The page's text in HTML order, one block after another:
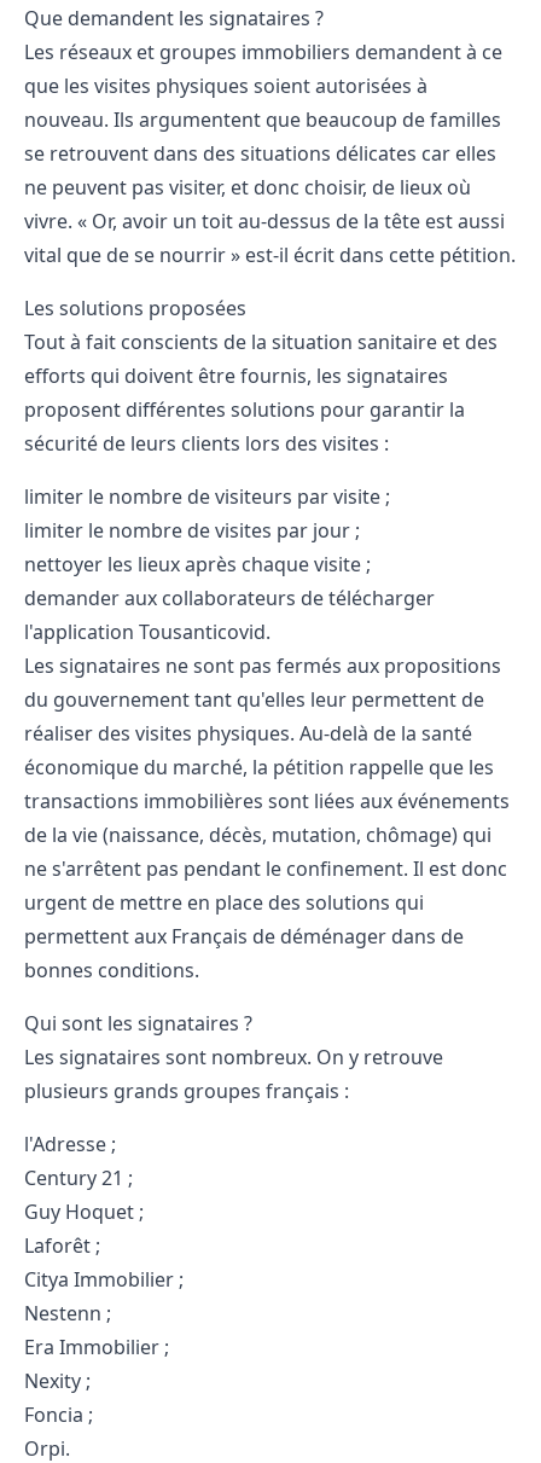
Que demandent les signataires ?
Les réseaux et groupes immobiliers demandent à ce
que les visites physiques soient autorisées à
nouveau. Ils argumentent que beaucoup de familles
se retrouvent dans des situations délicates car elles
ne peuvent pas visiter, et donc choisir, de lieux où
vivre. « Or, avoir un toit au-dessus de la tête est aussi
vital que de se nourrir » est-il écrit dans cette pétition.
Les solutions proposées
Tout à fait conscients de la situation sanitaire et des
efforts qui doivent être fournis, les signataires
proposent différentes solutions pour garantir la
sécurité de leurs clients lors des visites :
limiter le nombre de visiteurs par visite ;
limiter le nombre de visites par jour ;
nettoyer les lieux après chaque visite ;
demander aux collaborateurs de télécharger
l'application Tousanticovid.
Les signataires ne sont pas fermés aux propositions
du gouvernement tant qu'elles leur permettent de
réaliser des visites physiques. Au-delà de la santé
économique du marché, la pétition rappelle que les
transactions immobilières sont liées aux événements
de la vie (naissance, décès, mutation, chômage) qui
ne s'arrêtent pas pendant le confinement. Il est donc
urgent de mettre en place des solutions qui
permettent aux Français de déménager dans de
bonnes conditions.
Qui sont les signataires ?
Les signataires sont nombreux. On y retrouve
plusieurs grands groupes français :
l'Adresse ;
Century 21 ;
Guy Hoquet ;
Laforêt ;
Citya Immobilier ;
Nestenn ;
Era Immobilier ;
Nexity ;
Foncia ;
Orpi.